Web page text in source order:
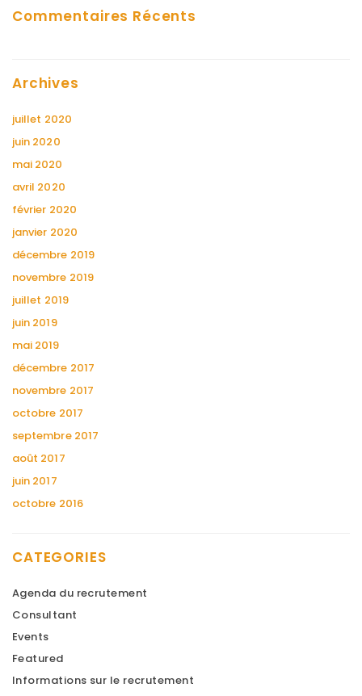
Commentaires Récents
Archives
juillet 2020
juin 2020
mai 2020
avril 2020
février 2020
janvier 2020
décembre 2019
novembre 2019
juillet 2019
juin 2019
mai 2019
décembre 2017
novembre 2017
octobre 2017
septembre 2017
août 2017
juin 2017
octobre 2016
CATEGORIES
Agenda du recrutement
Consultant
Events
Featured
Informations sur le recrutement